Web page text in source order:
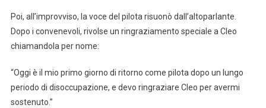
Poi, all’improvviso, la voce del pilota risuonò dall’altoparlante.
Dopo i convenevoli, rivolse un ringraziamento speciale a Cleo
chiamandola per nome:
“Oggi è il mio primo giorno di ritorno come pilota dopo un lungo
periodo di disoccupazione, e devo ringraziare Cleo per avermi
sostenuto.”